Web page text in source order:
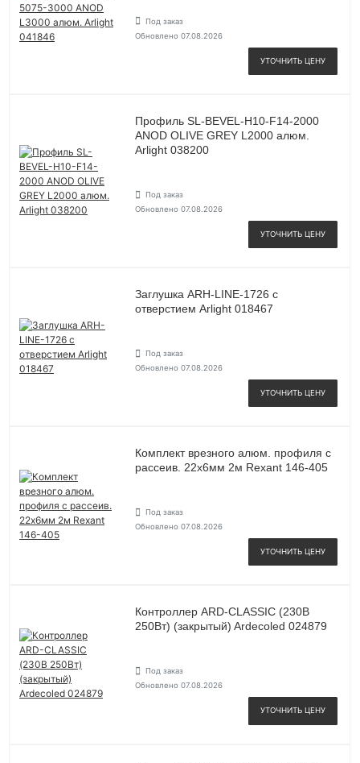
Под заказ
Обновлено 07.08.2026
УТОЧНИТЬ ЦЕНУ
Профиль SL-BEVEL-H10-F14-2000
ANOD OLIVE GREY L2000 алюм.
Arlight 038200
Под заказ
Обновлено 07.08.2026
УТОЧНИТЬ ЦЕНУ
Заглушка ARH-LINE-1726 с
отверстием Arlight 018467
Под заказ
Обновлено 07.08.2026
УТОЧНИТЬ ЦЕНУ
Комплект врезного алюм. профиля с
рассеив. 22х6мм 2м Rexant 146-405
Под заказ
Обновлено 07.08.2026
УТОЧНИТЬ ЦЕНУ
Контроллер ARD-CLASSIC (230В
250Вт) (закрытый) Ardecoled 024879
Под заказ
Обновлено 07.08.2026
УТОЧНИТЬ ЦЕНУ